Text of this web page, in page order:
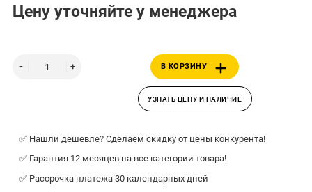
Цену уточняйте у менеджера
В КОРЗИНУ
УЗНАТЬ ЦЕНУ И НАЛИЧИЕ
✅ Нашли дешевле? Сделаем скидку от цены конкурента!
✅ Гарантия 12 месяцев на все категории товара!
✅ Рассрочка платежа 30 календарных дней